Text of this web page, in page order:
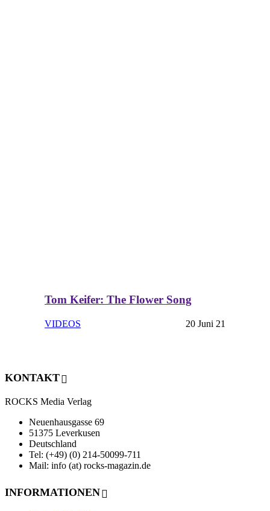
Tom Keifer: The Flower Song
VIDEOS 20 Juni 21
KONTAKT
ROCKS Media Verlag
Neuenhausgasse 69
51375 Leverkusen
Deutschland
Tel: (+49) (0) 214-50099-711
Mail: info (at) rocks-magazin.de
INFORMATIONEN